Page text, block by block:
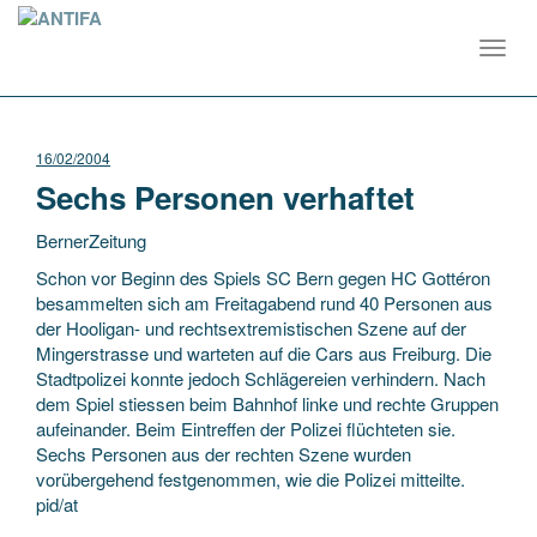
16/02/2004
Sechs Personen verhaftet
BernerZeitung
Schon vor Beginn des Spiels SC Bern gegen HC Gottéron
besammelten sich am Freitagabend rund 40 Personen aus
der Hooligan- und rechtsextremistischen Szene auf der
Mingerstrasse und warteten auf die Cars aus Freiburg. Die
Stadtpolizei konnte jedoch Schlägereienverhindern. Nach
dem Spiel stiessen beim Bahnhof linke und rechte Gruppen
aufeinander. Beim Eintreffen der Polizei flüchteten sie.
Sechs Personen aus der rechten Szene wurden
vorübergehend festgenommen, wie die Polizei mitteilte.
pid/at